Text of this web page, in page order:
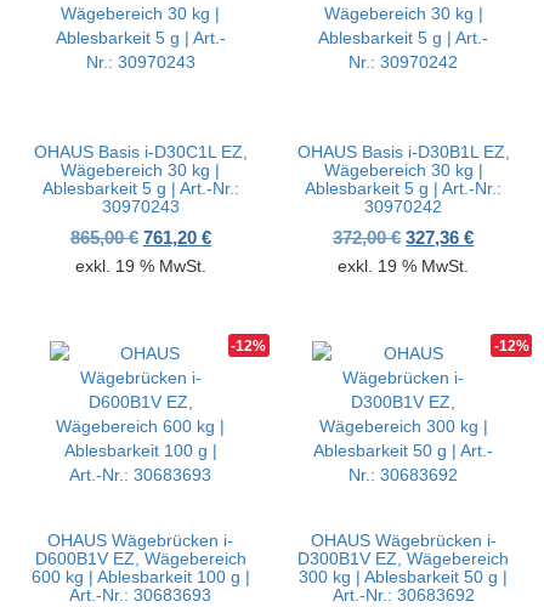
o
n
OHAUS Basis i-D30C1L EZ,
Wägebereich 30 kg |
Ablesbarkeit 5 g | Art.-Nr.:
30970243
865,00€ Ursprünglicher Preis war: 865,00 €
761,20 €Aktueller Preis ist: 761,20 €.
exkl. 19 % MwSt.
OHAUS Basis i-D30B1L EZ,
Wägebereich 30 kg |
Ablesbarkeit 5 g | Art.-Nr.:
30970242
372,00€ Ursprünglicher
327,36€
exkl. 19 % MwSt.
-12%
OHAUS Wägebrücken i-
D600B1V EZ, Wägebereich
600 kg | Ablesbarkeit 100 g |
Art.-Nr.: 30683693
-12%
OHAUS Wägebrücken i-
D300B1V EZ, Wägebereich
300 kg | Ablesbarkeit 50 g |
Art.-Nr.: 30683692